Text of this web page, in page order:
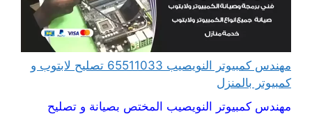
مهندس كمبيوتر النويصيب 65511033 تصليح لابتوب و
كمبيوتر بالمنزل
مهندس كمبيوتر النويصيب المختص بصيانة و تصليح